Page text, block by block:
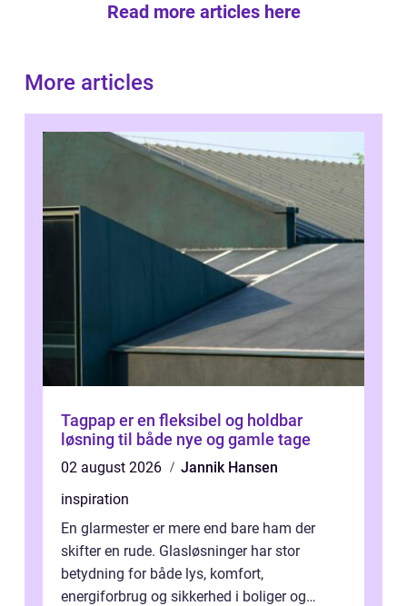
Read more articles here
More articles
Tagpap er en fleksibel og holdbar
løsning til både nye og gamle tage
02 august 2026
Jannik Hansen
inspiration
En glarmester er mere end bare ham der
skifter en rude. Glasløsninger har stor
betydning for både lys, komfort,
energiforbrug og sikkerhed i boliger og